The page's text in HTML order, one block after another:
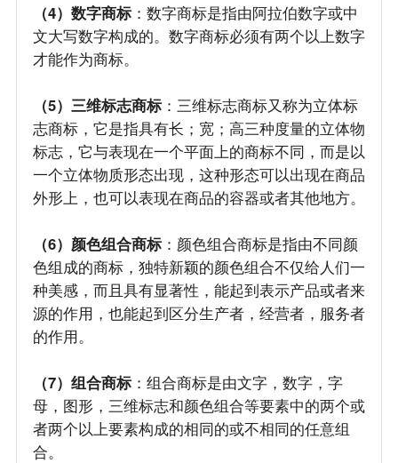
（4）数字商标：数字商标是指由阿拉伯数字或中
文大写数字构成的。数字商标必须有两个以上数字
才能作为商标。
（5）三维标志商标：三维标志商标又称为立体标
志商标，它是指具有长；宽；高三种度量的立体物
标志，它与表现在一个平面上的商标不同，而是以
一个立体物质形态出现，这种形态可以出现在商品
外形上，也可以表现在商品的容器或者其他地方。
（6）颜色组合商标：颜色组合商标是指由不同颜
色组成的商标，独特新颖的颜色组合不仅给人们一
种美感，而且具有显著性，能起到表示产品或者来
源的作用，也能起到区分生产者，经营者，服务者
的作用。
（7）组合商标：组合商标是由文字，数字，字
母，图形，三维标志和颜色组合等要素中的两个或
者两个以上要素构成的相同的或不相同的任意组
合。